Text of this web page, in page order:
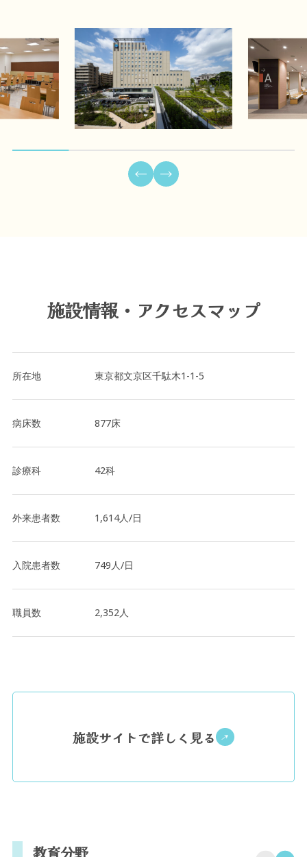
施設情報・アクセスマップ
所在地 東京都文京区千駄木1-1-5
病床数 877床
診療科 42科
外来患者数 1,614人/日
入院患者数 749人/日
職員数 2,352人
施設サイトで詳しく見る
教育分野